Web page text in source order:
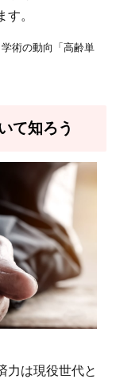
。
学術の動向「高齢単
て知ろう
力は現役世代と